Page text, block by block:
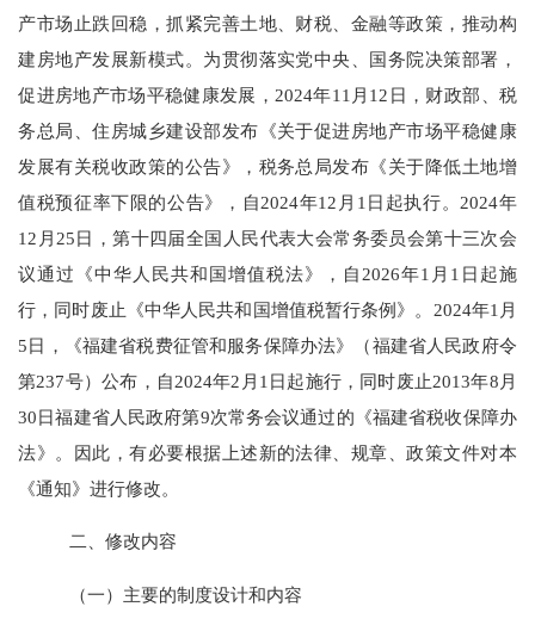
产市场止跌回稳，抓紧完善土地、财税、金融等政策，推动构
建房地产发展新模式。为贯彻落实党中央、国务院决策部署，
促进房地产市场平稳健康发展， 2024年11 月 12 日，财政部、税
务总局、住房城乡建设部发布《关于促进房地产市场平稳健康
发展有关税收政策的公告》，税务总局发布《关于降低土地增
值税预征率下限的公告》，自2024年12 月 1 日起执行。 2024年
12 月 25日，第十四届全国人民代表大会常务委员会第十三次会
议通过《中华人民共和国增值税法》，自 2026年1 月 1 日起施
行，同时废止《中华人民共和国增值税暂行条例》。 2024年1 月
5日，《福建省税费征管和服务保障办法》（福建省人民政府令
第237号）公布，自2024年2 月 1 日起施行，同时废止2013年8 月
30日福建省人民政府第9次常务会议通过的《福建省税收保障办
法》。因此，有必要根据上述新的法律、规章、政策文件对本
《通知》进行修改。
二、修改内容
（一）主要的制度设计和内容